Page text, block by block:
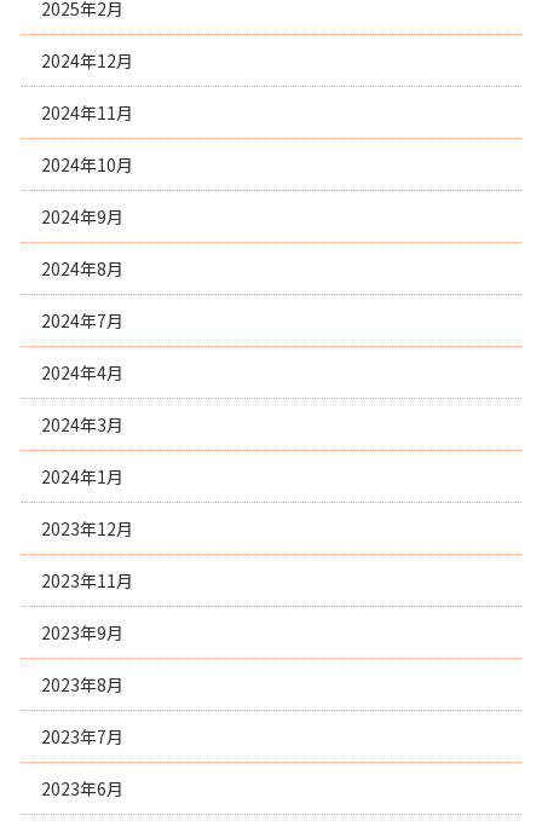
2025年2月
2024年12月
2024年11月
2024年10月
2024年9月
2024年8月
2024年7月
2024年4月
2024年3月
2024年1月
2023年12月
2023年11月
2023年9月
2023年8月
2023年7月
2023年6月